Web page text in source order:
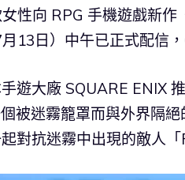
性向 RPG 手機遊戲新
13日）中午已正式配信
手遊大廠 SQUARE ENIX
被迷霧籠罩而與外界隔
對抗迷霧中出現的敵人「